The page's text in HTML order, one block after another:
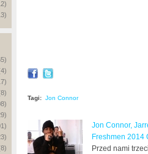
Tagi: Jon Connor
Jon Connor,
Freshmen 2014
Przed nami